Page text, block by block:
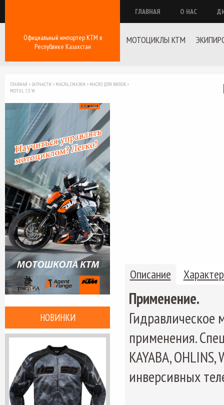
Официальный импортер КТМ в
Республике Казахстан
ГЛАВНАЯ О НАС
МОТОЦИКЛЫ KTM
НОВИНКИ
ГЛАВНАЯ >ЗАПЧАСТИ > МАСЛА, СМАЗКИ > МАСЛО ДЛЯ ВИЛОК >
MOTUL 7,5 W
Описание
Применение.
Гидравлическое
применения.
KAYABA,
инверсивных